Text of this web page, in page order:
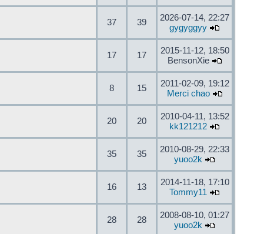
37 39
2026-07-14, 22:27
gygyggyy
17 17
2015-11-12, 18:50
BensonXie
8 15
2011-02-09, 19:12
Merci chao
20 20
2010-04-11, 13:52
kk121212
35 35
2010-08-29, 22:33
yuoo2k
16 13
2014-11-18, 17:10
Tommy11
28 28
2008-08-10, 01:27
yuoo2k